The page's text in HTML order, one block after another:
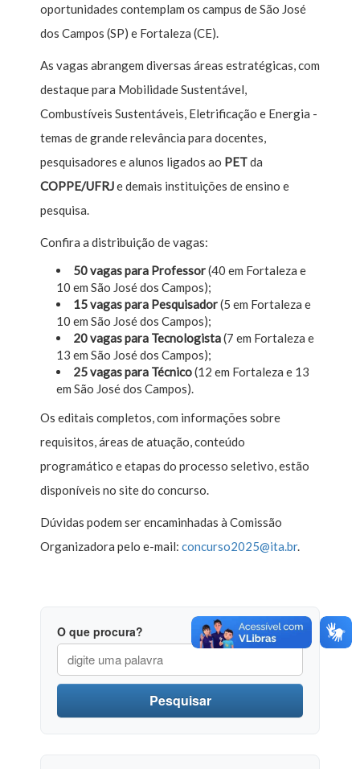
oportunidades contemplam os campus de São José
dos Campos (SP) e Fortaleza (CE).
As vagas abrangem diversas áreas estratégicas, com
destaque para Mobilidade Sustentável,
Combustíveis Sustentáveis, Eletrificação e Energia -
temas de grande relevância para docentes,
pesquisadores e alunos ligados ao PETda
COPPE/UFRJe demais instituições de ensino e
pesquisa.
Confira a distribuição de vagas:
50 vagas para Professor(40 em Fortaleza e
10 em São José dos Campos);
15 vagas para Pesquisador(5 em Fortaleza e
10 em São José dos Campos);
20 vagas para Tecnologista(7 em Fortaleza e
13 em São José dos Campos);
25 vagas para Técnico(12 em Fortaleza e 13
em São José dos Campos).
Os editais completos, com informações sobre
requisitos, áreas de atuação, conteúdo
programático e etapas do processo seletivo, estão
disponíveis no site do concurso.
Dúvidas podem ser encaminhadas à Comissão
Organizadora pelo e-mail: concurso2025@ita.br.
O que procura?
Pesquisar